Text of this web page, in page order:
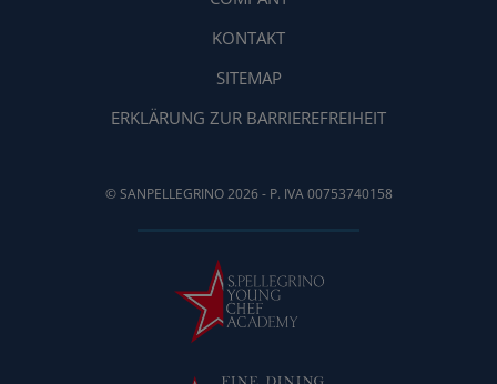
KONTAKT
SITEMAP
ERKLÄRUNG ZUR BARRIEREFREIHEIT
© SANPELLEGRINO 2026 - P. IVA 00753740158